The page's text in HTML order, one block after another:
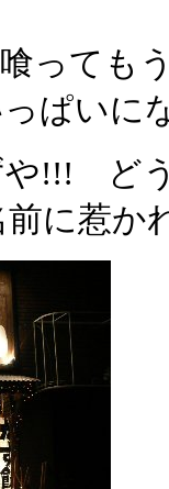
っても
ぱいに
や!!! ど
に惹か